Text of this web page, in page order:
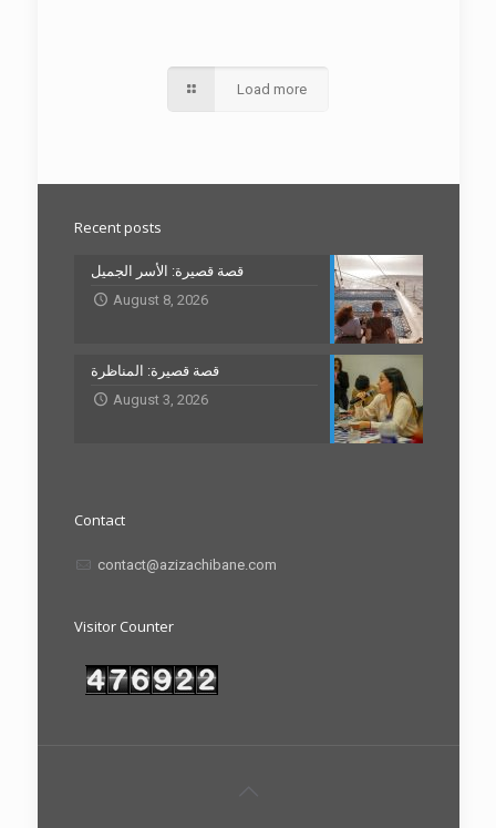
Load more
Recent posts
قصة قصيرة: الأسر الجميل
August 8, 2026
قصة قصيرة: المناظرة
August 3, 2026
Contact
contact@azizachibane.com
Visitor Counter